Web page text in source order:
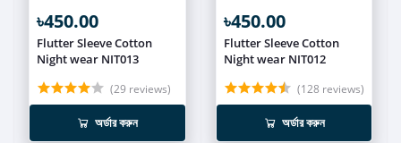
৳450.00
Flutter Sleeve Cotton
Night wear NIT013
(29 reviews)
অর্ডার করুন
৳450.00
Flutter Sleeve Cotton
Night wear NIT012
(128 reviews)
অর্ডার করুন